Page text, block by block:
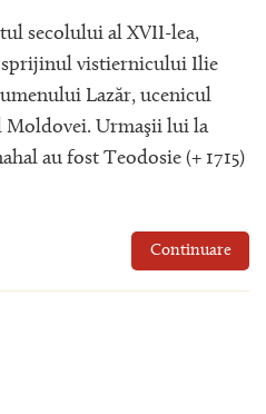
secolului al XVII-lea,
sprijinul vistiernicului Ilie
Lazăr, ucenicul
Urmaşii lui la
au fost Teodosie (+ 1715)
Continuare